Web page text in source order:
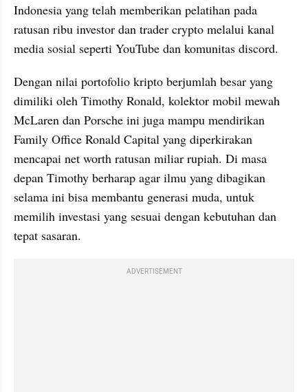
Indonesia yang telah memberikan pelatihan pada
ratusan ribu investor dan trader crypto melalui kanal
media sosial seperti YouTube dan komunitas discord.
Dengan nilai portofolio kripto berjumlah besar yang
dimiliki oleh Timothy Ronald, kolektor mobil mewah
McLaren dan Porsche ini juga mampu mendirikan
Family Office Ronald Capital yang diperkirakan
mencapai net worth ratusan miliar rupiah. Di masa
depan Timothy berharap agar ilmu yang dibagikan
selama ini bisa membantu generasi muda, untuk
memilih investasi yang sesuai dengan kebutuhan dan
tepat sasaran.
ADVERTISEMENT